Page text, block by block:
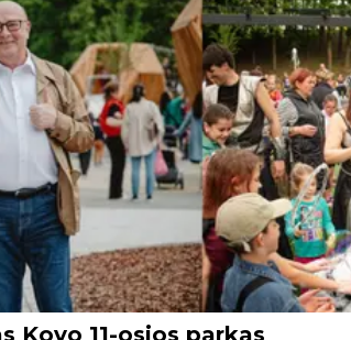
Kovo 11-osios parkas